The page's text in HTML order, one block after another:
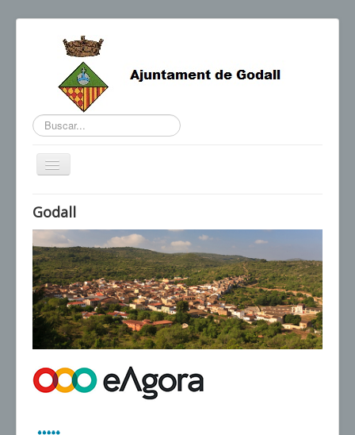
Buscar...
Cambiar
navegación
BENVINGUDA DE L'ALCALDE
AGENDA I NOTÍCIES
HORARIS D'INTERÈS
CONTACTE
TRÀMITS
SEU ELECTRÒNICA
VENDA D'ENTRADES
Godall